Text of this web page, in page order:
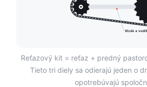
Klzák a
Reťazový kit = reťaz + predný
Tieto tri diely sa odierajú jeden o
opotrebúvajú